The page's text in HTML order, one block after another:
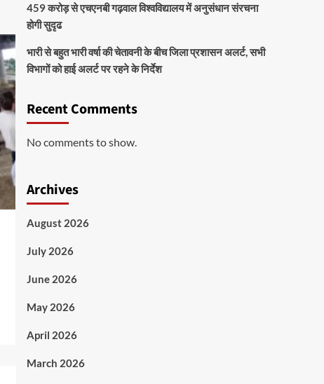
459 करोड़ से एचएनबी गढ़वाल विश्वविद्यालय में अनुसंधान संरचना
होगी सुदृढ
भारी से बहुत भारी वर्षा की चेतावनी के बीच जिला प्रशासन अलर्ट, सभी
विभागों को हाई अलर्ट पर रहने के निर्देश
Recent Comments
No comments to show.
Archives
August 2026
July 2026
June 2026
May 2026
April 2026
March 2026